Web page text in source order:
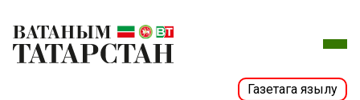
Газетага язылу